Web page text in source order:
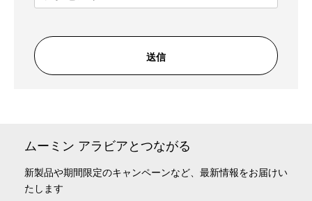
送信
ムーミン アラビアとつながる
新製品や期間限定のキャンペーンなど、最新情報をお届けい
たします